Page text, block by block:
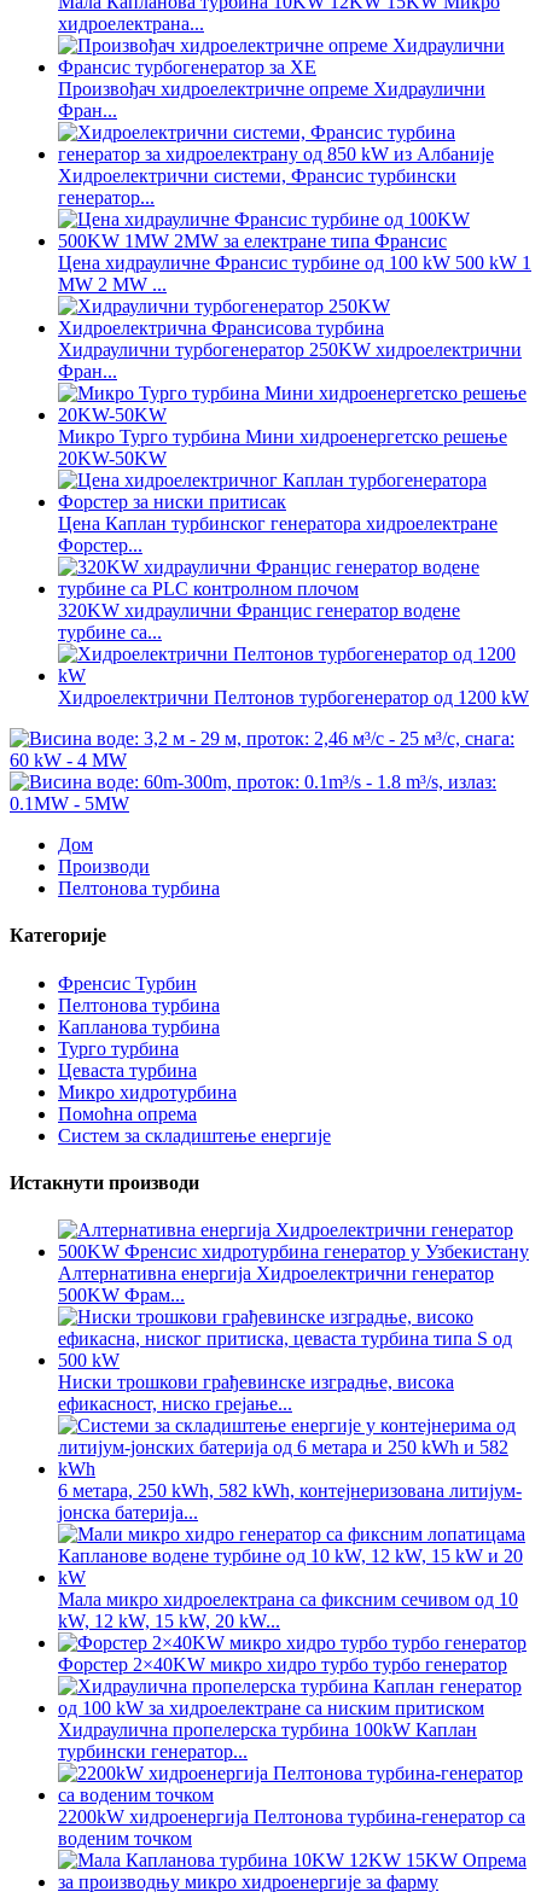
хидроелектрана...
Произвођач хидроелектричне опреме Хидраулични
Фран...
Хидроелектрични системи, Франсис турбински
генератор...
Цена хидрауличне Франсис турбине од 100 kW 500 kW 1
MW 2 MW ...
Хидраулични турбогенератор 250KW хидроелектрични
Фран...
Микро Турго турбина Мини хидроенергетско решење
20KW-50KW
Цена Каплан турбинског генератора хидроелектране
Форстер...
320KW хидраулични Францис генератор водене
турбине са...
Хидроелектрични Пелтонов турбогенератор од 1200 kW
Дом
Производи
Пелтонова турбина
Категорије
Френсис Турбин
Пелтонова турбина
Капланова турбина
Турго турбина
Цеваста турбина
Микро хидротурбина
Помоћна опрема
Систем за складиштење енергије
Истакнути производи
Алтернативна енергија Хидроелектрични генератор
500KW Фрам...
Ниски трошкови грађевинске изградње, висока
ефикасност, ниско грејање...
6 метара, 250 kWh, 582 kWh, контејнеризована литијум-
јонска батерија...
Мала микро хидроелектрана са фиксним сечивом од 10
kW, 12 kW, 15 kW, 20 kW...
Форстер 2×40KW микро хидро турбо турбо генератор
Хидраулична пропелерска турбина 100kW Каплан
турбински генератор...
2200kW хидроенергија Пелтонова турбина-генератор са
воденим точком